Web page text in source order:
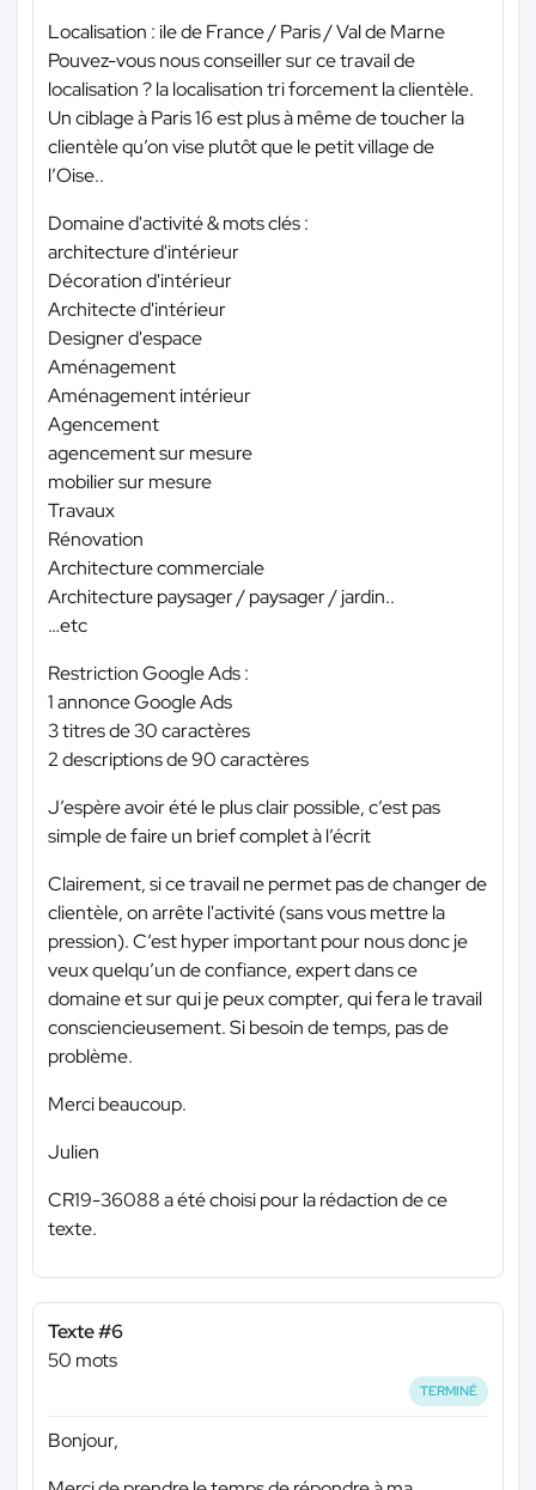
Localisation : ile de France / Paris / Val de Marne
Pouvez-vous nous conseiller sur ce travail de
localisation ? la localisation tri forcement la clientèle.
Un ciblage à Paris 16 est plus à même de toucher la
clientèle qu’on vise plutôt que le petit village de
l’Oise..
Domaine d'activité & mots clés :
architecture d'intérieur
Décoration d'intérieur
Architecte d'intérieur
Designer d'espace
Aménagement
Aménagement intérieur
Agencement
agencement sur mesure
mobilier sur mesure
Travaux
Rénovation
Architecture commerciale
Architecture paysager / paysager / jardin..
…etc
Restriction Google Ads :
1 annonce Google Ads
3 titres de 30 caractères
2 descriptions de 90 caractères
J’espère avoir été le plus clair possible, c’est pas
simple de faire un brief complet à l’écrit
Clairement, si ce travail ne permet pas de changer de
clientèle, on arrête l'activité (sans vous mettre la
pression). C’est hyper important pour nous donc je
veux quelqu’un de confiance, expert dans ce
domaine et sur qui je peux compter, qui fera le travail
consciencieusement. Si besoin de temps, pas de
problème.
Merci beaucoup.
Julien
CR19-36088 a été choisi pour la rédaction de ce
texte.
Texte #6
50 mots
TERMINÉ
Bonjour,